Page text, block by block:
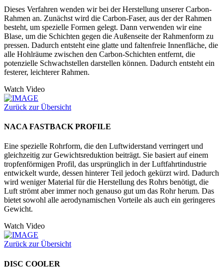
Dieses Verfahren wenden wir bei der Herstellung unserer Carbon-
Rahmen an. Zunächst wird die Carbon-Faser, aus der der Rahmen
besteht, um spezielle Formen gelegt. Dann verwenden wir eine
Blase, um die Schichten gegen die Außenseite der Rahmenform zu
pressen. Dadurch entsteht eine glatte und faltenfreie Innenfläche, die
alle Hohlräume zwischen den Carbon-Schichten entfernt, die
potenzielle Schwachstellen darstellen können. Dadurch entsteht ein
festerer, leichterer Rahmen.
Watch Video
Zurück zur Übersicht
NACA FASTBACK PROFILE
Eine spezielle Rohrform, die den Luftwiderstand verringert und
gleichzeitig zur Gewichtsreduktion beiträgt. Sie basiert auf einem
tropfenförmigen Profil, das ursprünglich in der Luftfahrtindustrie
entwickelt wurde, dessen hinterer Teil jedoch gekürzt wird. Dadurch
wird weniger Material für die Herstellung des Rohrs benötigt, die
Luft strömt aber immer noch genauso gut um das Rohr herum. Das
bietet sowohl alle aerodynamischen Vorteile als auch ein geringeres
Gewicht.
Watch Video
Zurück zur Übersicht
DISC COOLER